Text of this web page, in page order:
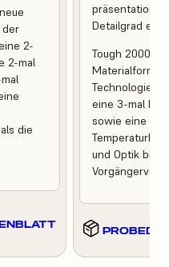
der
2-
2-mal
die
Detailgrad
Tough 2000
Technologie
eine 3-mal
sowie eine
und Optik